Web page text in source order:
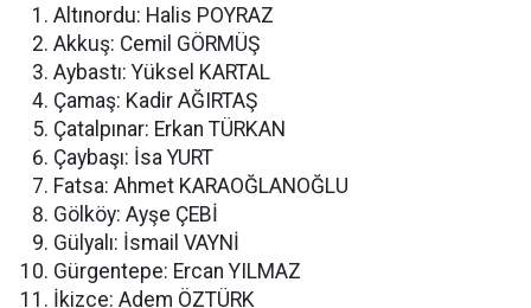
Altınordu: Halis POYRAZ
Akkuş: Cemil GÖRMÜŞ
Aybastı: Yüksel KARTAL
Çamaş: Kadir AĞIRTAŞ
Çatalpınar: Erkan TÜRKAN
Çaybaşı: İsa YURT
Fatsa: Ahmet KARAOĞLANOĞLU
Gölköy: Ayşe ÇEBİ
Gülyalı: İsmail VAYNİ
Gürgentepe: Ercan YILMAZ
İkizce: Adem ÖZTÜRK